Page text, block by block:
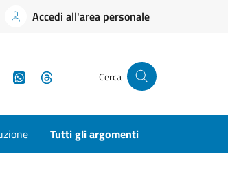
Accedi all'area personale
TelegramWhatsApp Cerca
Tutti gli argomenti